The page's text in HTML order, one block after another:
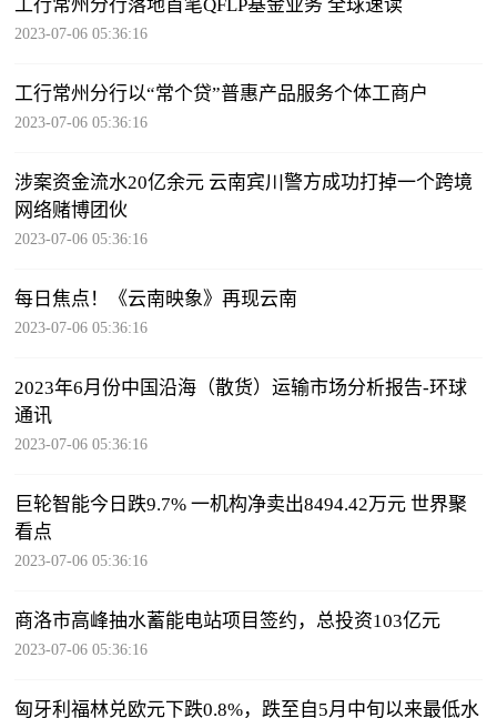
工行常州分行落地首笔QFLP基金业务 全球速读
2023-07-06 05:36:16
工行常州分行以“常个贷”普惠产品服务个体工商户
2023-07-06 05:36:16
涉案资金流水20亿余元 云南宾川警方成功打掉一个跨境
网络赌博团伙
2023-07-06 05:36:16
每日焦点！《云南映象》再现云南
2023-07-06 05:36:16
2023年6月份中国沿海（散货）运输市场分析报告-环球
通讯
2023-07-06 05:36:16
巨轮智能今日跌9.7% 一机构净卖出8494.42万元 世界聚
看点
2023-07-06 05:36:16
商洛市高峰抽水蓄能电站项目签约，总投资103亿元
2023-07-06 05:36:16
匈牙利福林兑欧元下跌0.8%，跌至自5月中旬以来最低水